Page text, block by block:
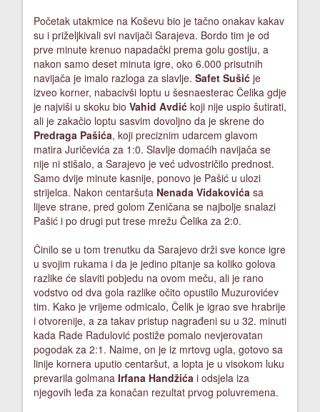
Početak utakmice na Koševu bio je tačno onakav kakav
su i priželjkivali svi navijači Sarajeva. Bordo tim je od
prve minute krenuo napadački prema golu gostiju, a
nakon samo deset minuta igre, oko 6.000 prisutnih
navijača je imalo razloga za slavlje. Safet Sušić je
izveo korner, nabacivši loptu u šesnaesterac Čelika gdje
je najviši u skoku bio Vahid Avdić koji nije uspio šutirati,
ali je zakačio loptu sasvim dovoljno da je skrene do
Predraga Pašića, koji preciznim udarcem glavom
matira Juričevića za 1:0. Slavlje domaćih navijača se
nije ni stišalo, a Sarajevo je već udvostričilo prednost.
Samo dvije minute kasnije, ponovo je Pašić u ulozi
strijelca. Nakon centaršuta Nenada Vidakovića sa
lijeve strane, pred golom Zeničana se najbolje snalazi
Pašić i po drugi put trese mrežu Čelika za 2:0.
Činilo se u tom trenutku da Sarajevo drži sve konce igre
u svojim rukama i da je jedino pitanje sa koliko golova
razlike će slaviti pobjedu na ovom meču, ali je rano
vodstvo od dva gola razlike očito opustilo Muzurovićev
tim. Kako je vrijeme odmicalo, Čelik je igrao sve hrabrije
i otvorenije, a za takav pristup nagrađeni su u 32. minuti
kada Rade Radulović postiže pomalo nevjerovatan
pogodak za 2:1. Naime, on je iz mrtovg ugla, gotovo sa
linije kornera uputio centaršut, a lopta je u visokom luku
prevarila golmana Irfana Handžića i odsjela iza
njegovih leđa za konačan rezultat prvog poluvremena.